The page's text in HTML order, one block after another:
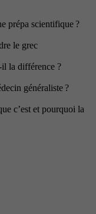
prépa scientifique ?
le grec
la différence ?
généraliste ?
c’est et pourquoi la